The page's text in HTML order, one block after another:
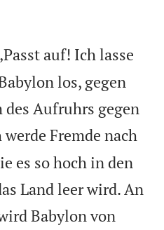
auf! Ich lasse
los, gegen
Aufruhrs gegen
werde Fremde nach
es so hoch in den
Land leer wird. An
Babylon von